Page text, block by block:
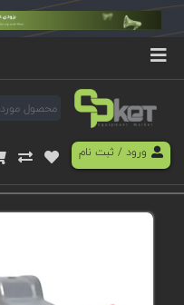
ورود/ ثبت نام